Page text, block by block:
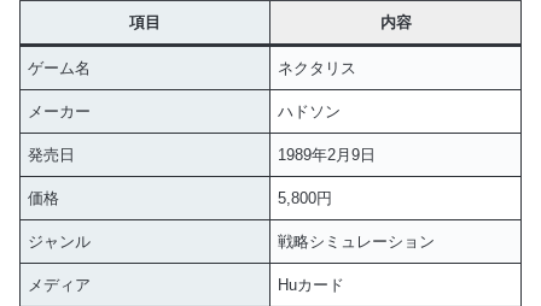
項目 内容
ゲーム名 ネクタリス
メーカー ハドソン
発売日 1989年2月9日
価格 5,800円
ジャンル 戦略シミュレーション
メディア Huカード